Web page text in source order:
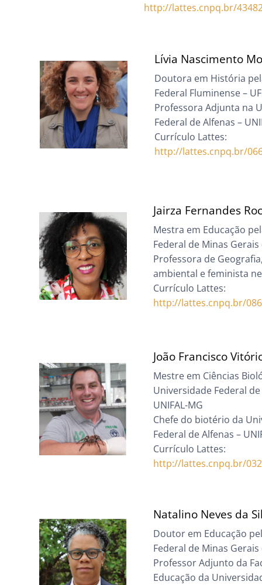
http://lattes.cnpq.br/
Lívia Nascimento
Doutora em História
Federal Fluminense –
Professora Adjunta na
Federal de Alfenas –
Currículo Lattes:
http://lattes.cnpq.br/
Jairza Fernandes
Mestra em Educação
Federal de Minas Gerais
Professora de
ambiental e feminista
Currículo Lattes:
http://lattes.cnpq.br/
João Francisco
Mestre em Ciências
Universidade Federal
UNIFAL-MG
Chefe do biotério da
Federal de Alfenas –
Currículo Lattes:
http://lattes.cnpq.br/
Natalino Neves da
Doutor em Educação
Federal de Minas Gerais
Professor Adjunto da
Educação da